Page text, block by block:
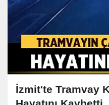
İzmit'te Tramvay